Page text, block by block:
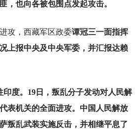
，也向各被包围点发起攻击。
攻，西藏军区政委谭冠三一面指挥
上报中央及中央军委，并汇报达赖
印度。19日，叛乱分子发动对人民解
表机关的全面进攻。中国人民解放
叛乱武装实施反击，并相继平息了